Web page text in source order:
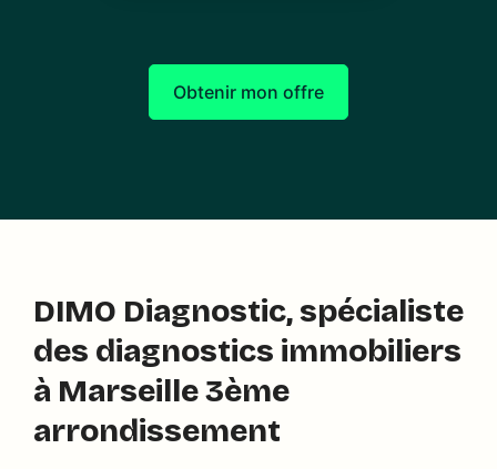
Obtenir mon offre
DIMO Diagnostic, spécialiste
des diagnostics immobiliers
à Marseille 3ème
arrondissement